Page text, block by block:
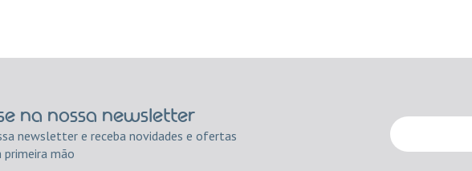
na nossa newsletter
newsletter e receba novidades e ofertas
primeira mão